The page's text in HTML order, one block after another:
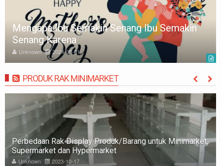
Senang Ibu Semakin
15 PERINGKAT
DUNIA
Unknown
PRODUK RAK MINIMARKET MORE
Rak Minimarket: Pengertian, Jenis, Fungsi, dan Tips
Memilih
Unknown 2023-10-09